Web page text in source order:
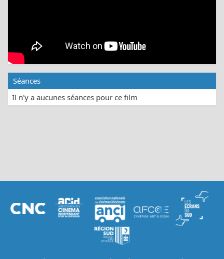
Séances
Il n'y a aucunes séances pour ce film